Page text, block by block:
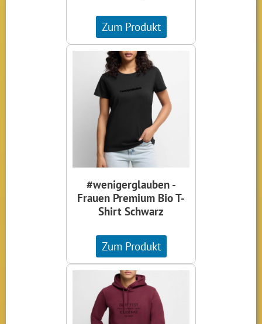
Zum Produkt
#wenigerglauben -
Frauen Premium Bio T-
Shirt Schwarz
Zum Produkt